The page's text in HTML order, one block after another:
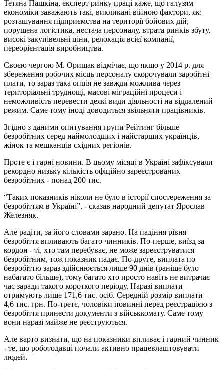
Тетяна Пашкіна, експерт ринку праці каже, що галузям
економіки заважають такі, викликані війною фактори, як:
розташування підприємства на території бойових дій,
порушена логістика, нестача персоналу, втрата ринків збуту,
високі закупівельні ціни, релокація всієї компанії,
переорієнтація виробництва.
Своєю чергою М. Орищак відмічає, що якщо у 2014 р. для
збереження робочих місць персоналу скорочували заробітні
плати, то зараз така опція не завжди можлива через
територіальні труднощі, масові міграційні процеси і
неможливість перевести деякі види діяльності на віддалений
режим. Саме тому іноді доводиться звільняти працівників.
Згідно з даними опитування групи Рейтинг більше
безробітних серед наймолодших і найстарших українців,
жінок та мешканців східних регіонів.
Проте є і гарні новини. В цьому місяці в Україні зафіксували
рекордно низьку кількість офіційно зареєстрованих
безробітних - понад 200 тис.
“Таких показників ніколи не було в історії спостереження за
безробіттям в Україні”, - сказав народний депутат Ярослав
Железняк.
Але радіти, за його словами зарано. На падіння рівня
безробіття впливають багато чинників. По-перше, виїзд за
кордон - ті, хто там перебуває, не може зареєструватися
безробітним, тож показник падає. По-друге, виплата по
безробіттю зараз здійснюється лише 90 днів (раніше було
набагато більше), тому багато хто просто навіть не витрачає
час заради такого короткого періоду. Наразі виплати
отримують лише 171,6 тис. осіб. Середній розмір виплати –
4,6 тис. грн. По-третє, чоловіки повинні перед реєстрацією з
безробіття принести документи з військкомату. Саме тому
вони наразі майже не реєструються.
Але варто визнати, що на показники впливає і гарний чинник
- те, що роботодавці почали активно працевлаштовувати
людей.